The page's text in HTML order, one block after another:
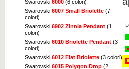
Swarovski 6000 (6 colori)
Swarovski 6007 Small Briolette (7
colori)
Swarovski 6902 Zinnia Pendant (1
colori)
Swarovski 6010 Briolette Pendant (3
colori)
Swarovski 6012 Flat Briolette (3 colori)
Swarovski 6015 Polygon Drop (2